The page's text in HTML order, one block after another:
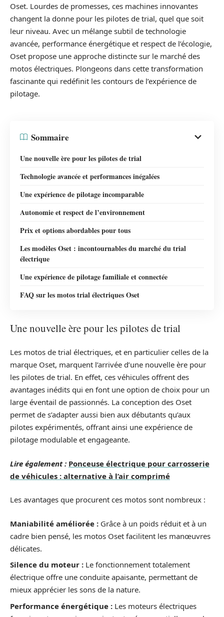
Oset. Lourdes de promesses, ces machines innovantes
changent la donne pour les pilotes de trial, quel que soit
leur niveau. Avec un mélange subtil de technologie
avancée, performance énergétique et respect de l’écologie,
Oset propose une approche distincte sur le marché des
motos électriques. Plongeons dans cette transformation
fascinante qui redéfinit les contours de l’expérience de
pilotage.
Sommaire
Une nouvelle ère pour les pilotes de trial
Technologie avancée et performances inégalées
Une expérience de pilotage incomparable
Autonomie et respect de l’environnement
Prix et options abordables pour tous
Les modèles Oset : incontournables du marché du trial
électrique
Une expérience de pilotage familiale et connectée
FAQ sur les motos trial électriques Oset
Une nouvelle ère pour les pilotes de trial
Les motos de trial électriques, et en particulier celles de la
marque Oset, marquent l’arrivée d’une nouvelle ère pour
les pilotes de trial. En effet, ces véhicules offrent des
avantages inédits qui en font une option de choix pour un
large éventail de passionnés. La conception des Oset
permet de s’adapter aussi bien aux débutants qu’aux
pilotes expérimentés, offrant ainsi une expérience de
pilotage modulable et engageante.
Lire également : Ponceuse électrique pour carrosserie
de véhicules : alternative à l’air comprimé
Les avantages que procurent ces motos sont nombreux :
Maniabilité améliorée : Grâce à un poids réduit et à un
cadre bien pensé, les motos Oset facilitent les manœuvres
délicates.
Silence du moteur : Le fonctionnement totalement
électrique offre une conduite apaisante, permettant de
mieux apprécier les sons de la nature.
Performance énergétique : Les moteurs électriques